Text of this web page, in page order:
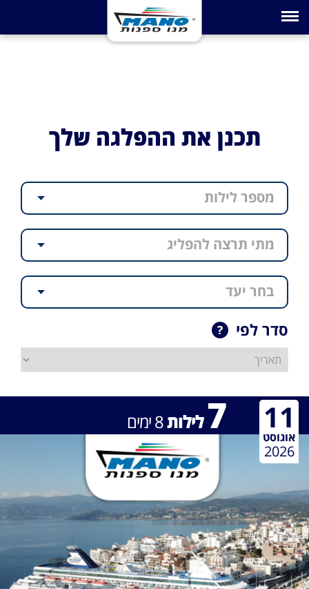
Toggle navigation
תכנן את ההפלגה שלך
מספר לילות
מתי תרצה להפליג
בחר יעד
סדר לפי
7 לילות8ימים 11
אוגוסט
2026